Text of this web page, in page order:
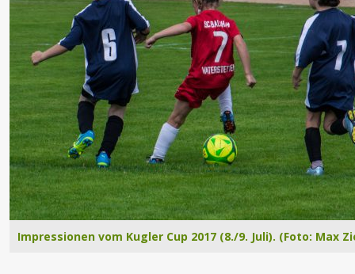
Impressionen vom Kugler Cup 2017 (8./9. Juli). (Foto: Max